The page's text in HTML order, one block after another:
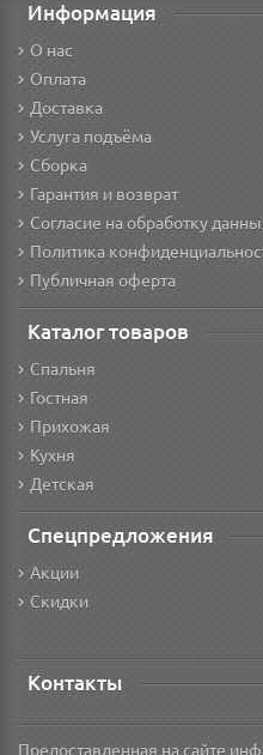
Информация
О нас
Оплата
Доставка
Услуга подъёма
Сборка
Гарантия и возврат
Согласие на обработку
Политика
Публичная оферта
Каталог товаров
Спальня
Гостная
Прихожая
Кухня
Детская
Спецпредложения
Акции
Скидки
Контакты
Предоставленная на сайте